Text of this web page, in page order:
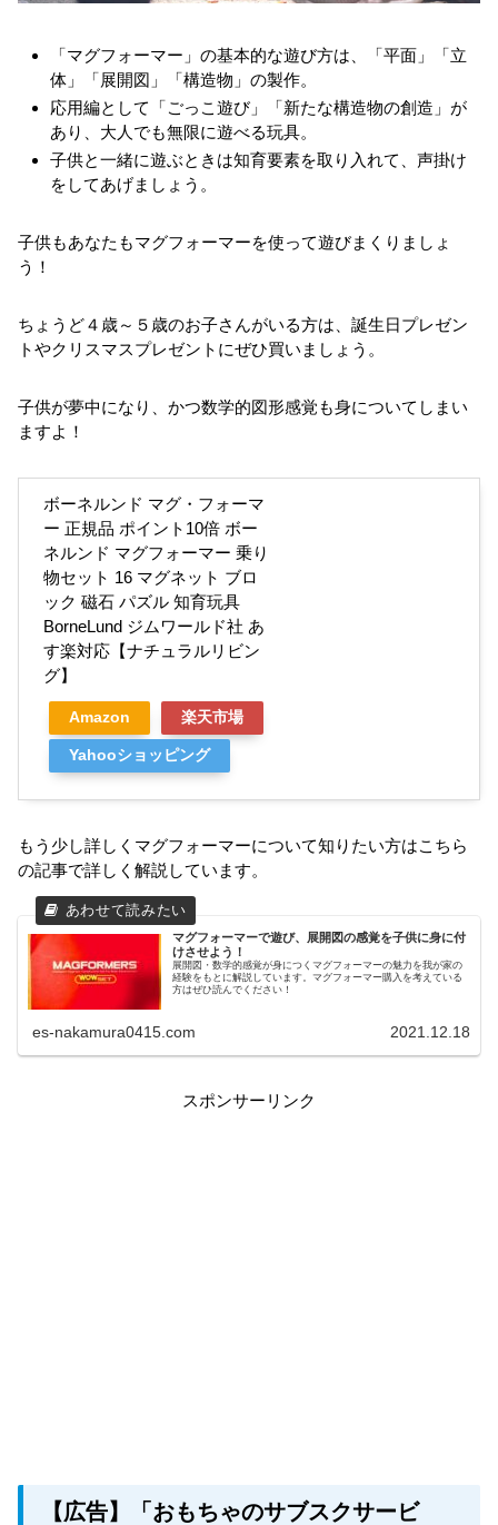
「マグフォーマー」の基本的な遊び方は、「平面」「立
体」「展開図」「構造物」の製作。
応用編として「ごっこ遊び」「新たな構造物の創造」が
あり、大人でも無限に遊べる玩具。
子供と一緒に遊ぶときは知育要素を取り入れて、声掛け
をしてあげましょう。
子供もあなたもマグフォーマーを使って遊びまくりましょ
う！
ちょうど４歳～５歳のお子さんがいる方は、誕生日プレゼン
トやクリスマスプレゼントにぜひ買いましょう。
子供が夢中になり、かつ数学的図形感覚も身についてしまい
ますよ！
ボーネルンド マグ・フォーマ
ー 正規品 ポイント10倍 ボー
ネルンド マグフォーマー 乗り
物セット 16 マグネット ブロ
ック 磁石 パズル 知育玩具
BorneLund ジムワールド社 あ
す楽対応【ナチュラルリビン
グ】
Amazon 楽天市場
Yahooショッピング
もう少し詳しくマグフォーマーについて知りたい方はこちら
の記事で詳しく解説しています。
マグフォーマーで遊び、展開図の感覚を子供に身に付
けさせよう！
展開図・数学的感覚が身につくマグフォーマーの魅力を我が家の
経験をもとに解説しています。マグフォーマー購入を考えている
方はぜひ読んでください！
es-nakamura0415.com 2021.12.18
スポンサーリンク
【広告】「おもちゃのサブスクサービ